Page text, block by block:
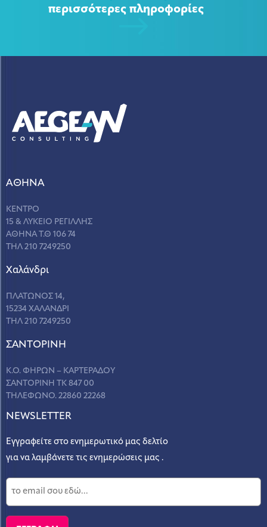
περισσότερες πληροφορίες
ΑΘΗΝΑ
ΚΕΝΤΡΟ
15 & ΛΥΚΕΙΟ ΡΕΓΙΛΛΗΣ
ΑΘΗΝΑ Τ.Θ 106 74
ΤΗΛ 210 7249250
Χαλάνδρι
ΠΛΑΤΩΝΟΣ 14,
15234 ΧΑΛΑΝΔΡΙ
ΤΗΛ 210 7249250
ΣANΤΟΡΙΝΗ
Κ.Ο. ΦΗΡΩΝ – ΚΑΡΤΕΡΑΔΟΥ
ΣΑΝΤΟΡΙΝΗ ΤΚ 847 00
ΤΗΛΕΦΩΝΟ. 22860 22268
NEWSLETTER
Εγγραφείτε στο ενημερωτικό μας δελτίο
για να λαμβάνετε τις ενημερώσεις μας .